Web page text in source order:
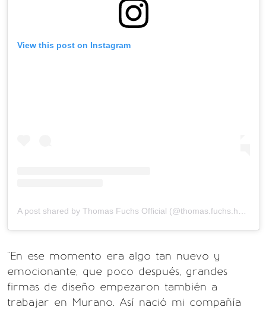
View this post on Instagram
"En ese momento era algo tan nuevo y
emocionante, que poco después, grandes
firmas de diseño empezaron también a
trabajar en Murano. Así nació mi compañía